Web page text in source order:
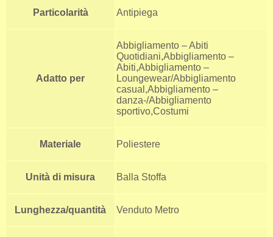
Particolarità Antipiega
Adatto per
Abbigliamento – Abiti
Quotidiani,Abbigliamento –
Abiti,Abbigliamento –
Loungewear/Abbigliamento
casual,Abbigliamento –
danza-/Abbigliamento
sportivo,Costumi
Materiale Poliestere
Unità di misura Balla Stoffa
Lunghezza/quantità Venduto Metro